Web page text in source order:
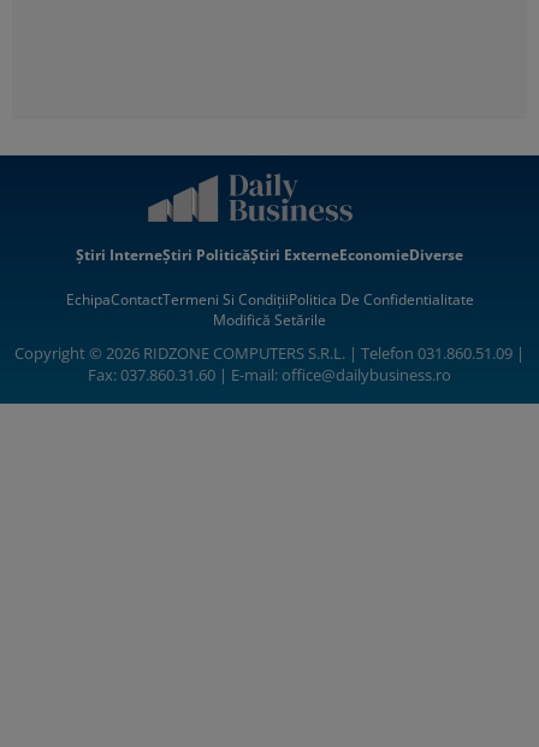
Știri InterneȘtiri PoliticăȘtiri ExterneEconomieDiverse
EchipaContactTermeni Si CondițiiPolitica De Confidentialitate
Modifică Setările
Copyright © 2026 RIDZONE COMPUTERS S.R.L. | Telefon 031.860.51.09 |
Fax: 037.860.31.60 | E-mail:office@dailybusiness.ro